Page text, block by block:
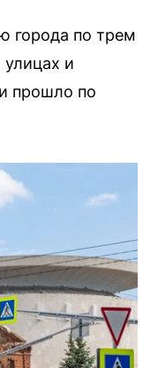
города по трем
улицах и
прошло по